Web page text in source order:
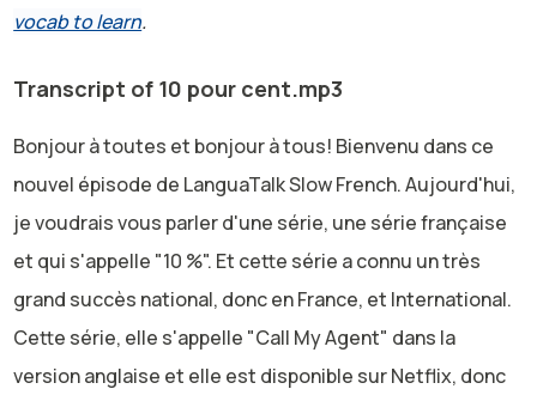
vocab to learn.
Transcript of 10 pour cent.mp3
Bonjour à toutes et bonjour à tous! Bienvenu dans ce
nouvel épisode de LanguaTalk Slow French. Aujourd'hui,
je voudrais vous parler d'une série, une série française
et qui s'appelle "10 %". Et cette série a connu un très
grand succès national, donc en France, et International.
Cette série, elle s'appelle "Call My Agent" dans la
version anglaise et elle est disponible sur Netflix, donc